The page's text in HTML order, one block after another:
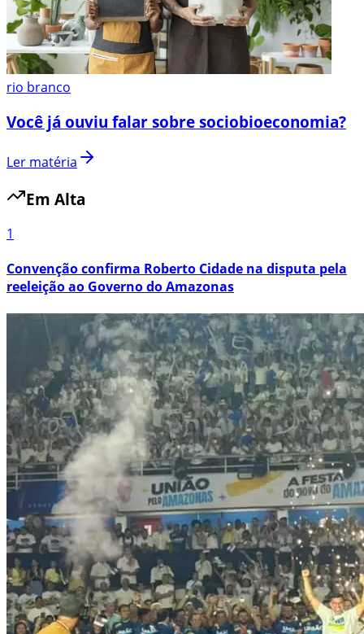
rio branco
Você já ouviu falar sobre sociobioeconomia?
Ler matéria
Em Alta
1
Convenção confirma Roberto Cidade na disputa pela
reeleição ao Governo do Amazonas